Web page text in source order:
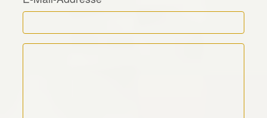
Kommentar Text